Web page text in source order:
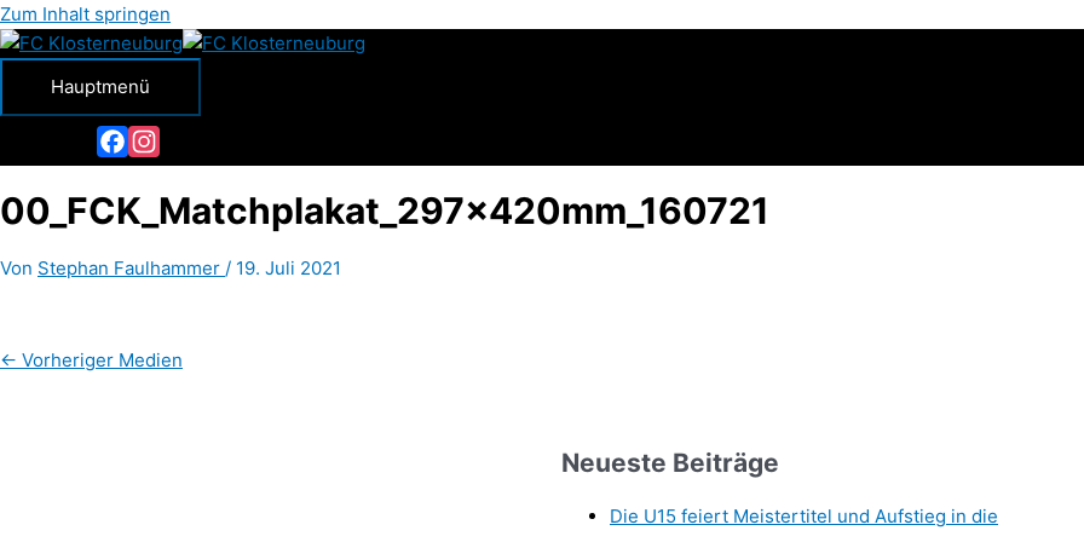
Zum Inhalt springen
Hauptmenü
Facebook
Instagram
00_FCK_Matchplakat_297x420mm_160721
Von Stephan Faulhammer / 19. Juli 2021
← Vorheriger Medien
Neueste Beiträge
Die U15 feiert Meistertitel und Aufstieg in die